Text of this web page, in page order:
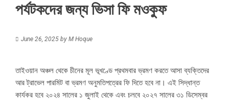
পর্যটকদের জন্য ভিসা ফি মওকুফ
June 26, 2025 by M Hoque
তাইওয়ান অঞ্চল থেকে চীনের মূল ভূখণ্ডে প্রথমবার ভ্রমণ করতে আসা ব্যক্তিদের
আর ট্রাভেল পারমিট বা ভ্রমণ অনুমতিপত্রের ফি দিতে হবে না। এই সিদ্ধান্ত
কার্যকর হবে ২০২৪ সালের ১ জুলাই থেকে এবং চলবে ২০২৭ সালের ৩১ ডিসেম্বর